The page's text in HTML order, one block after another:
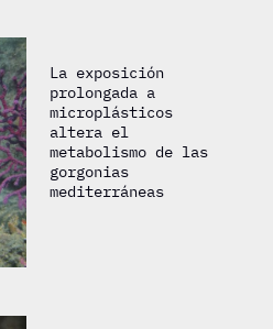
La exposición
prolongada a
microplásticos
altera el
metabolismo de las
gorgonias
mediterráneas